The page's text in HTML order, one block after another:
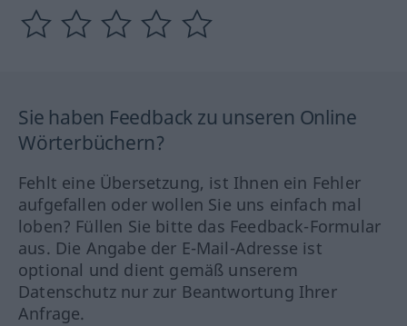
Sie haben Feedback zu unseren Online
Wörterbüchern?
Fehlt eine Übersetzung, ist Ihnen ein Fehler
aufgefallen oder wollen Sie uns einfach mal
loben? Füllen Sie bitte das Feedback-Formular
aus. Die Angabe der E-Mail-Adresse ist
optional und dient gemäß unserem
Datenschutz nur zur Beantwortung Ihrer
Anfrage.